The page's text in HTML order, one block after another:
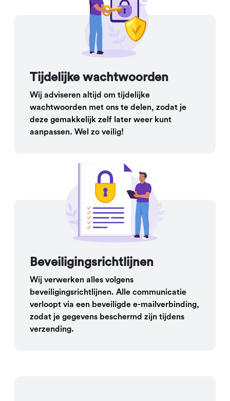
Tijdelijke wachtwoorden
Wij adviseren altijd om tijdelijke
wachtwoorden met ons te delen, zodat je
deze gemakkelijk zelf later weer kunt
aanpassen. Wel zo veilig!
Beveiligingsrichtlijnen
Wij verwerken alles volgens
beveiligingsrichtlijnen. Alle communicatie
verloopt via een beveiligde e-mailverbinding,
zodat je gegevens beschermd zijn tijdens
verzending.